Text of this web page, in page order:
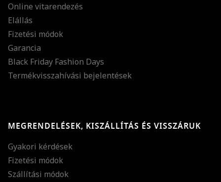
Online vitarendezés
Elállás
Fizetési módok
Garancia
Black Friday Fashion Days
Termékvisszahívási bejelentések
MEGRENDELÉSEK, KISZÁLLÍTÁS ÉS VISSZÁRUK
Gyakori kérdések
Fizetési módok
Szállítási módok